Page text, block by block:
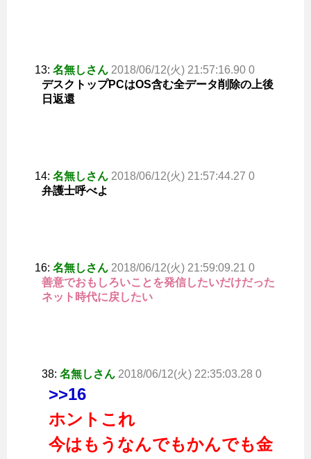
13: 名無しさん 2018/06/12(火) 21:57:16.90 0
デスクトップPCはOS含む全データ削除の上後
日返還
14: 名無しさん 2018/06/12(火) 21:57:44.27 0
弁護士呼べよ
16: 名無しさん 2018/06/12(火) 21:59:09.21 0
善意でおもしろいことを発信したいだけだった
ネット時代に戻したい
38: 名無しさん 2018/06/12(火) 22:35:03.28 0
>>16
ホントこれ
今はもうなんでもかんでも金